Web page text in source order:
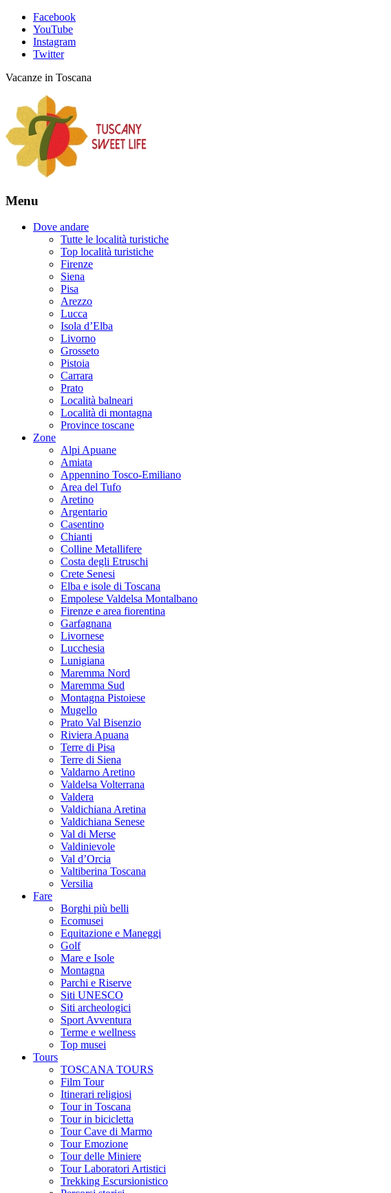
Facebook
YouTube
Instagram
Twitter
Vacanze in Toscana
Menu
Dove andare
Tutte le località turistiche
Top località turistiche
Firenze
Siena
Pisa
Arezzo
Lucca
Isola d’Elba
Livorno
Grosseto
Pistoia
Carrara
Prato
Località balneari
Località di montagna
Province toscane
Zone
Alpi Apuane
Amiata
Appennino Tosco-Emiliano
Area del Tufo
Aretino
Argentario
Casentino
Chianti
Colline Metallifere
Costa degli Etruschi
Crete Senesi
Elba e isole di Toscana
Empolese Valdelsa Montalbano
Firenze e area fiorentina
Garfagnana
Livornese
Lucchesia
Lunigiana
Maremma Nord
Maremma Sud
Montagna Pistoiese
Mugello
Prato Val Bisenzio
Riviera Apuana
Terre di Pisa
Terre di Siena
Valdarno Aretino
Valdelsa Volterrana
Valdera
Valdichiana Aretina
Valdichiana Senese
Val di Merse
Valdinievole
Val d’Orcia
Valtiberina Toscana
Versilia
Fare
Borghi più belli
Ecomusei
Equitazione e Maneggi
Golf
Mare e Isole
Montagna
Parchi e Riserve
Siti UNESCO
Siti archeologici
Sport Avventura
Terme e wellness
Top musei
Tours
TOSCANA TOURS
Film Tour
Itinerari religiosi
Tour in Toscana
Tour in bicicletta
Tour Cave di Marmo
Tour Emozione
Tour delle Miniere
Tour Laboratori Artistici
Trekking Escursionistico